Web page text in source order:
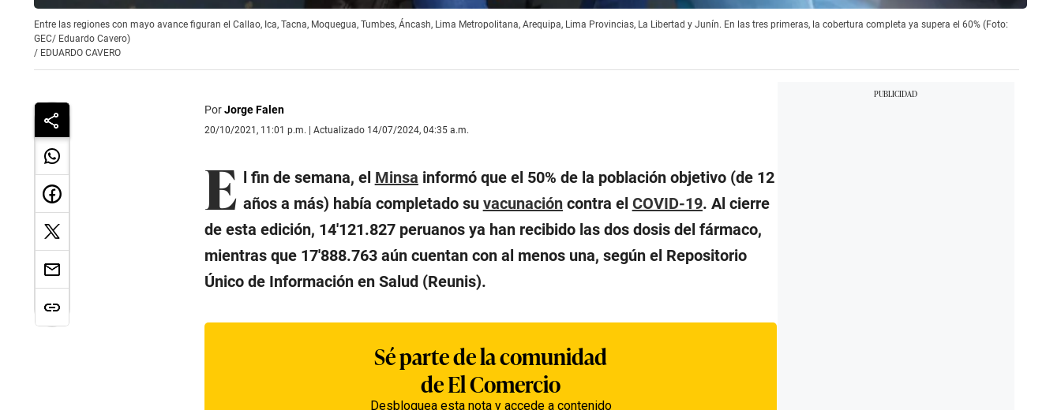
Entre las regiones con mayo avance figuran el Callao, Ica, Tacna, Moquegua, Tumbes, Áncash, Lima Metropolitana, Arequipa, Lima Provincias, La Libertad y Junín. En las tres primeras, la cobertura completa ya supera el 60% (Foto:
GEC/ Eduardo Cavero)
/ EDUARDO CAVERO
PorJorge Falen
20/10/2021, 11:01 p.m. | Actualizado 14/07/2024, 04:35 a.m.
E l fin de semana, el Minsa informó que el 50% de la población objetivo (de 12
años a más) había completado su vacunacióncontra el COVID-19. Al cierre
de esta edición, 14′121.827 peruanos ya han recibido las dos dosis del fármaco,
mientras que 17′888.763 aún cuentan con al menos una, según el Repositorio
Único de Información en Salud (Reunis).